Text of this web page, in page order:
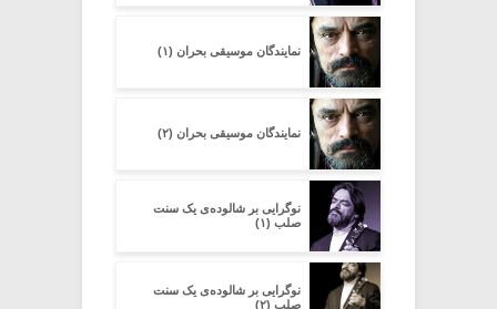
نمایندگان موسیقی بحران (۱)
نمایندگان موسیقی بحران (۲)
نوگرایی بر شالوده‌ی یک سنت
صلب (۱)
نوگرایی بر شالوده‌ی یک سنت
صلب (۲)